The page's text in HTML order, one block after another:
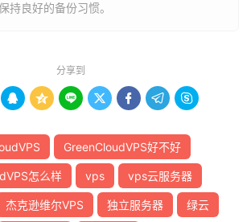
持良好的备份习惯。
分享到
      
GreenCloudVPS好不好
怎么样 vps vps云服务器
杰克逊维尔VPS 独立服务器 绿云